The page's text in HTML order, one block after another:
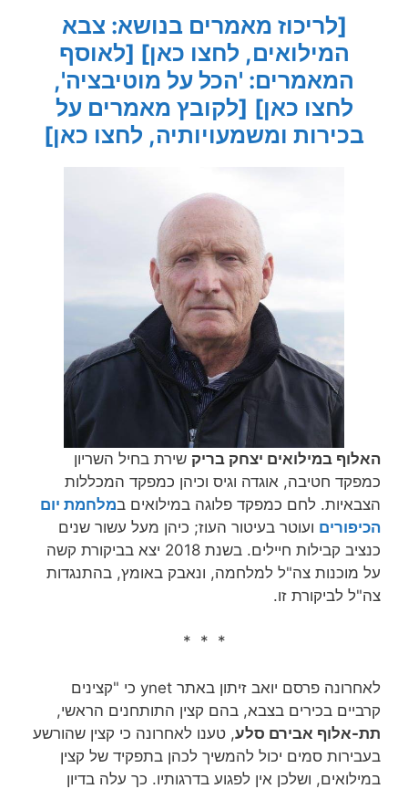
[לריכוז מאמרים בנושא: צבא
המילואים, לחצו כאן] [לאוסף
המאמרים: 'הכל על מוטיבציה',
לחצו כאן] [לקובץ מאמרים על
בכירות ומשמעויותיה, לחצו כאן]
האלוף במילואים יצחק בריק שירת בחיל השריון
כמפקד חטיבה, אוגדה וגיס וכיהן כמפקד המכללות
הצבאיות. לחם כמפקד פלוגה במילואים במלחמת יום
הכיפורים ועוטר בעיטור העוז; כיהן מעל עשור שנים
כנציב קבילות חיילים. בשנת 2018 יצא בביקורת קשה
על מוכנות צה"ל למלחמה, ונאבק באומץ, בהתנגדות
צה"ל לביקורת זו.
* * *
לאחרונה פרסם יואב זיתון באתר ynet כי "קצינים
קרביים בכירים בצבא, בהם קצין התותחנים הראשי,
תת-אלוף אבירם סלע, טענו לאחרונה כי קצין שהורשע
בעבירות סמים יכול להמשיך לכהן בתפקיד של קצין
במילואים, ושלכן אין לפגוע בדרגותיו. כך עלה בדיון